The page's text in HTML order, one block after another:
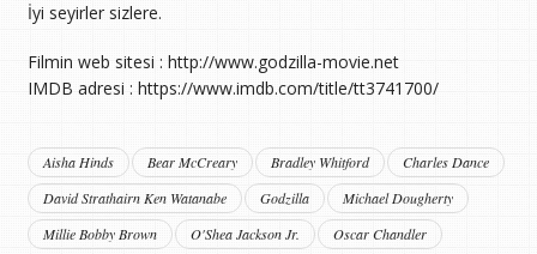
İyi seyirler sizlere.
Filmin web sitesi : http://www.godzilla-movie.net
IMDB adresi : https://www.imdb.com/title/tt3741700/
Aisha Hinds Bear McCreary Bradley Whitford
Charles Dance
David Strathairn Ken Watanabe
Godzilla
Michael Dougherty
Millie Bobby Brown
O'Shea Jackson Jr.
Oscar Chandler